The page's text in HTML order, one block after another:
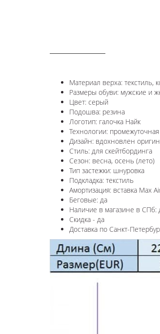
Материал верха: текстиль,
Размеры обуви: мужские и
Цвет: серый
Подошва: резина
Логотип: галочка Найк
Технологии: п
Дизайн: вдохновлен
Стиль: для скейтбординга
Сезон: весна, осень (лето)
Тип застежки: шнуровка
Подкладка: текстиль
Амортизация: вставка Max
Беговые: да
Наличие в магазине в СПб:
Скидка - да
Доставка по Санкт-